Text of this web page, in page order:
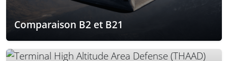
Comparaison B2 et B21